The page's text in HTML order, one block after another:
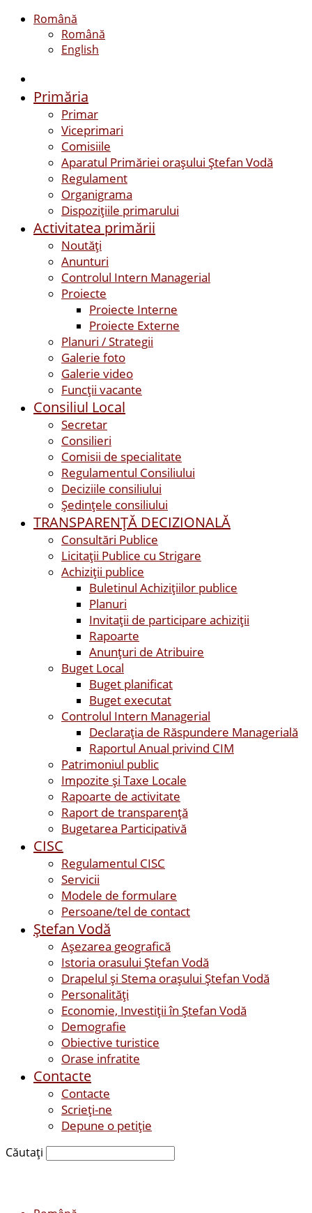
Română
Română
English
Primăria
Primar
Viceprimari
Comisiile
Aparatul Primăriei orașului Ștefan Vodă
Regulament
Organigrama
Dispozițiile primarului
Activitatea primării
Noutăți
Anunturi
Controlul Intern Managerial
Proiecte
Proiecte Interne
Proiecte Externe
Planuri / Strategii
Galerie foto
Galerie video
Funcții vacante
Consiliul Local
Secretar
Consilieri
Comisii de specialitate
Regulamentul Consiliului
Deciziile consiliului
Ședințele consiliului
TRANSPARENȚĂ DECIZIONALĂ
Consultări Publice
Licitații Publice cu Strigare
Achiziţii publice
Buletinul Achizițiilor publice
Planuri
Invitaţii de participare achiziții
Rapoarte
Anunțuri de Atribuire
Buget Local
Buget planificat
Buget executat
Controlul Intern Managerial
Declarația de Răspundere Managerială
Raportul Anual privind CIM
Patrimoniul public
Impozite și Taxe Locale
Rapoarte de activitate
Raport de transparenţă
Bugetarea Participativă
CISC
Regulamentul CISC
Servicii
Modele de formulare
Persoane/tel de contact
Ştefan Vodă
Așezarea geografică
Istoria orasului Ştefan Vodă
Drapelul şi Stema oraşului Ştefan Vodă
Personalităţi
Economie, Investiţii în Ştefan Vodă
Demografie
Obiective turistice
Orase infratite
Contacte
Contacte
Scrieți-ne
Depune o petiție
Căutați